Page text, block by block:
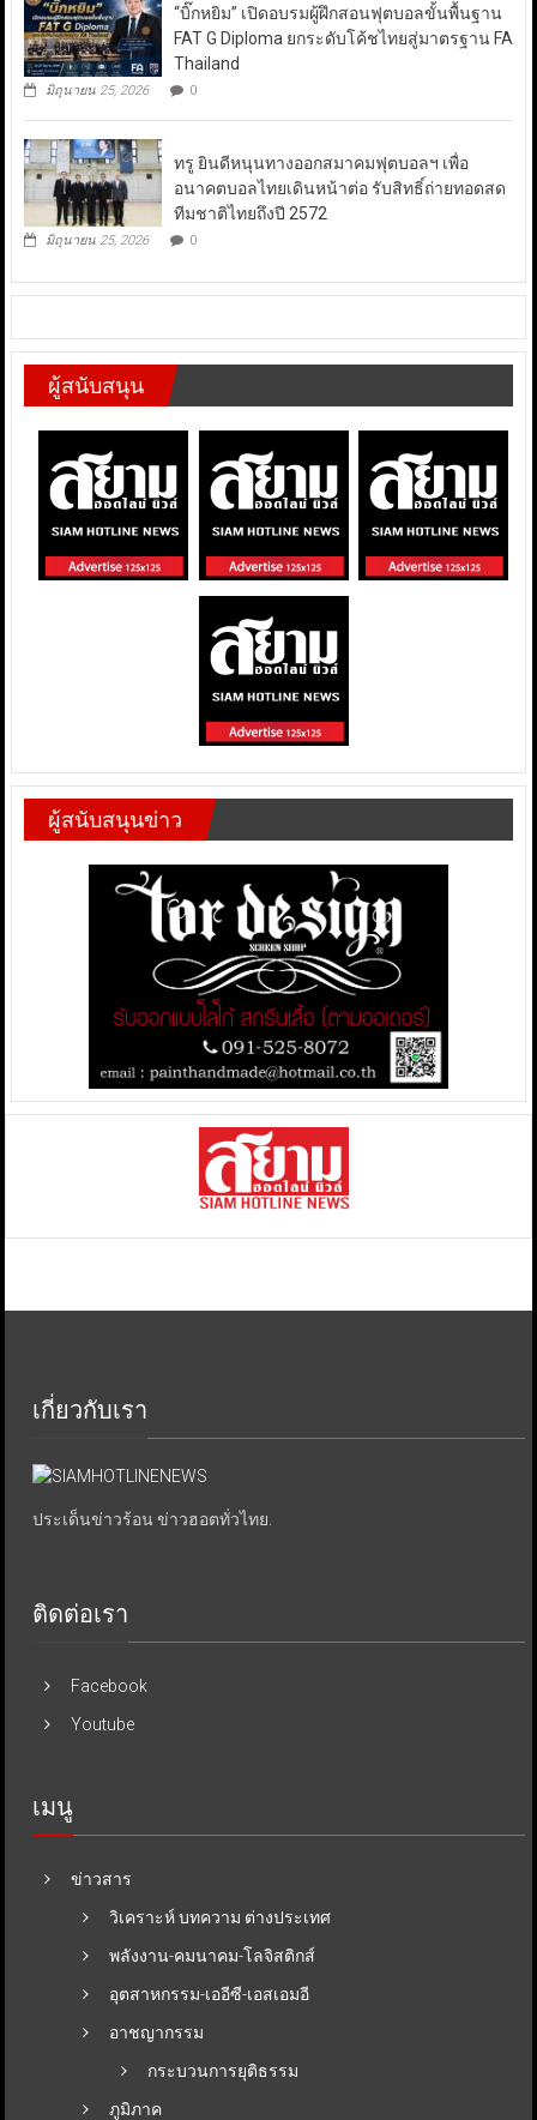
“บิ๊กหยิม” เปิดอบรมผู้ฝึกสอนฟุตบอลขั้นพื้นฐาน
FAT G Diploma ยกระดับโค้ชไทยสู่มาตรฐาน FA
Thailand
มิถุนายน 25, 2026 0
ทรู ยินดีหนุนทางออกสมาคมฟุตบอลฯ เพื่อ
อนาคตบอลไทยเดินหน้าต่อ รับสิทธิ์ถ่ายทอดสด
ทีมชาติไทยถึงปี 2572
มิถุนายน 25, 2026 0
ผู้สนับสนุน
ผู้สนับสนุนข่าว
เกี่ยวกับเรา
ประเด็นข่าวร้อน ข่าวฮอตทั่วไทย.
ติดต่อเรา
Facebook
Youtube
เมนู
ข่าวสาร
วิเคราะห์ บทความ ต่างประเทศ
พลังงาน-คมนาคม-โลจิสติกส์
อุตสาหกรรม-เออีซี-เอสเอมอี
อาชญากรรม
กระบวนการยุติธรรม
ภูมิภาค